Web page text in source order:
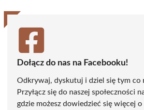
Dołącz do nas na Facebooku!
Odkrywaj, dyskutuj i dziel się tym co
Przyłącz się do naszej społeczności
gdzie możesz dowiedzieć się więcej